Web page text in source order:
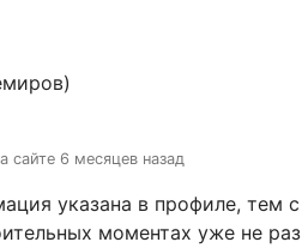
сайте 6 месяцев назад
указана в профиле, тем с
моментах уже не раз